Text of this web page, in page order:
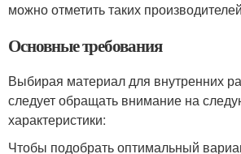
можно отметить таких
Основные требования
Выбирая материал для внутренних
следует обращать внимание на
характеристики:
Чтобы подобрать оптимальный